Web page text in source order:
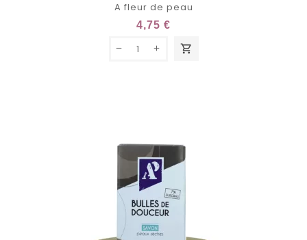
A fleur de peau
4,75 €
shopping_cart